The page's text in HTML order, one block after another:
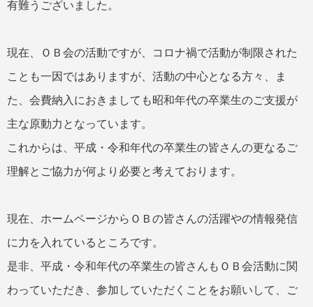
有難うございました。
現在、ＯＢ会の活動ですが、コロナ禍で活動が制限された
ことも一因ではありますが、活動の中心となる方々、ま
た、会費納入におきましても昭和年代の卒業生のご支援が
主な原動力となっています。
これからは、平成・令和年代の卒業生の皆さんの更なるご
理解とご協力が何より必要と考えております。
現在、ホームページからＯＢの皆さんの活躍やの情報発信
に力を入れているところです。
是非、平成・令和年代の卒業生の皆さんもＯＢ会活動に関
わっていただき、参加していただくことをお願いして、ご